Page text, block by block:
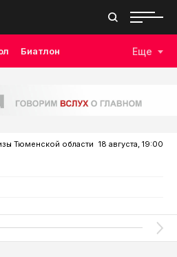
Биатлон Еще
Тюменской области 18 августа, 19:00